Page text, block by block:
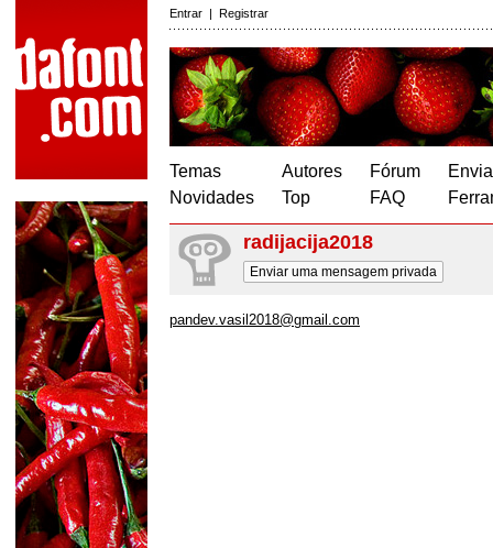
Entrar | Registrar
Temas
Novidades
Autores
Top
Fórum
FAQ
radijacija2018
Enviar uma mensagem privada
pandev.vasil2018@gmail.com